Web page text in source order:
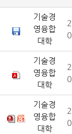
기술경
영융합
대학
기술경
영융합
대학
기술경
영융합
대학